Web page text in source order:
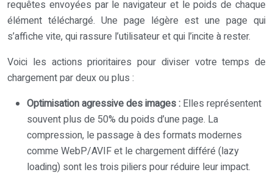
requêtes envoyées par le navigateur et le poids de chaque
élément téléchargé. Une page légère est une page qui
s’affiche vite, qui rassure l’utilisateur et qui l’incite à rester.
Voici les actions prioritaires pour diviser votre temps de
chargement par deux ou plus :
Optimisation agressive des images : Elles représentent
souvent plus de 50% du poids d’une page. La
compression, le passage à des formats modernes
comme WebP/AVIF et le chargement différé (lazy
loading) sont les trois piliers pour réduire leur impact.